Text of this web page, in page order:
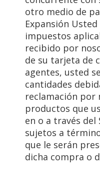
otro medio de
Expansión
impuestos
recibido por
de su tarjeta de
agentes, usted
cantidades
reclamación por
productos que
en o a través
sujetos a
que le serán
dicha compra o